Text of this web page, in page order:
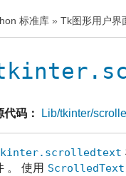
标准库 » Tk图形用户界
代码： Lib/tkinter/
。 使用 ScrolledText